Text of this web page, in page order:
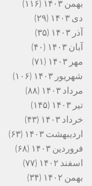
بهمن ۱۴۰۳
(۱۱۶)
دی ۱۴۰۳
(۲۹)
آذر ۱۴۰۳
(۳۵)
آبان ۱۴۰۳
(۴۰)
مهر ۱۴۰۳
(۷۱)
شهریور ۱۴۰۳
(۱۰۶)
مرداد ۱۴۰۳
(۸۸)
تیر ۱۴۰۳
(۱۴۵)
خرداد ۱۴۰۳
(۴۳)
اردیبهشت ۱۴۰۳
(۶۳)
فروردین ۱۴۰۳
(۶۸)
اسفند ۱۴۰۲
(۷۷)
بهمن ۱۴۰۲
(۳۴)